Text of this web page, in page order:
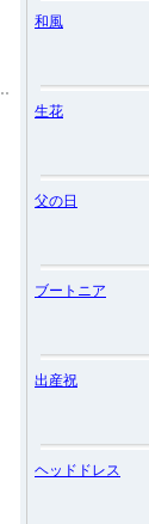
和風
生花
父の日
ブートニア
出産祝
ヘッドドレス